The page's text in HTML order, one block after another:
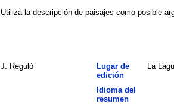
Utiliza la descripción de paisajes como posible
J. Reguló
Lugar de
edición
La
Idioma del
resumen